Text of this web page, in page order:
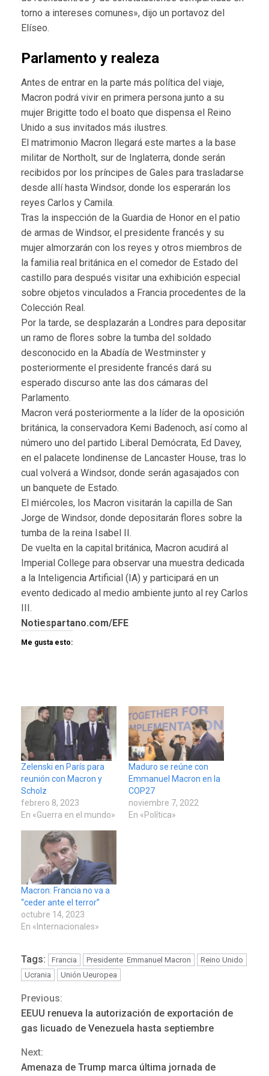
torno a intereses comunes», dijo un portavoz del
Elíseo.
Parlamento y realeza
Antes de entrar en la parte más política del viaje,
Macron podrá vivir en primera persona junto a su
mujer Brigitte todo el boato que dispensa el Reino
Unido a sus invitados más ilustres.
El matrimonio Macron llegará este martes a la base
militar de Northolt, sur de Inglaterra, donde serán
recibidos por los príncipes de Gales para trasladarse
desde allí hasta Windsor, donde los esperarán los
reyes Carlos y Camila.
Tras la inspección de la Guardia de Honor en el patio
de armas de Windsor, el presidente francés y su
mujer almorzarán con los reyes y otros miembros de
la familia real británica en el comedor de Estado del
castillo para después visitar una exhibición especial
sobre objetos vinculados a Francia procedentes de la
Colección Real.
Por la tarde, se desplazarán a Londres para depositar
un ramo de flores sobre la tumba del soldado
desconocido en la Abadía de Westminster y
posteriormente el presidente francés dará su
esperado discurso ante las dos cámaras del
Parlamento.
Macron verá posteriormente a la líder de la oposición
británica, la conservadora Kemi Badenoch, así como al
número uno del partido Liberal Demócrata, Ed Davey,
en el palacete londinense de Lancaster House, tras lo
cual volverá a Windsor, donde serán agasajados con
un banquete de Estado.
El miércoles, los Macron visitarán la capilla de San
Jorge de Windsor, donde depositarán flores sobre la
tumba de la reina Isabel II.
De vuelta en la capital británica, Macron acudirá al
Imperial College para observar una muestra dedicada
a la Inteligencia Artificial (IA) y participará en un
evento dedicado al medio ambiente junto al rey Carlos
III.
Notiespartano.com/EFE
Me gusta esto:
Zelenski en París para
reunión con Macron y
Scholz
febrero 8, 2023
En «Guerra en el mundo»
Maduro se reúne con
Emmanuel Macron en la
COP27
noviembre 7, 2022
En «Política»
Macron: Francia no va a
“ceder ante el terror”
octubre 14, 2023
En «Internacionales»
Tags: Francia Presidente Emmanuel Macron
Reino Unido
Ucrania
Unión Ueuropea
Continue
Reading
Previous:
EEUU renueva la autorización de exportación de
gas licuado de Venezuela hasta septiembre
Next:
Amenaza de Trump marca última jornada de
ÚLTIMA HORA
ONGs piden a CIDH
monitorear proceso de
4
POLÍTICA
TITULARES
nueva mesa de diálogo